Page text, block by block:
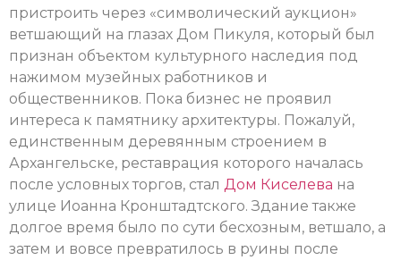
пристроить через «символический аукцион»
ветшающий на глазах Дом Пикуля, который был
признан объектом культурного наследия под
нажимом музейных работников и
общественников. Пока бизнес не проявил
интереса к памятнику архитектуры. Пожалуй,
единственным деревянным строением в
Архангельске, реставрация которого началась
после условных торгов, стал Дом Киселева на
улице Иоанна Кронштадтского. Здание также
долгое время было по сути бесхозным, ветшало, а
затем и вовсе превратилось в руины после